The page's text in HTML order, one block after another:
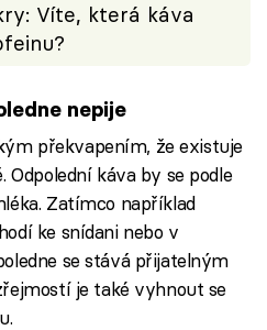
Víte, která káva
nepije
překvapením, že existuje
Odpolední káva by se podle
Zatímco například
ke snídani nebo v
se stává přijatelným
je také vyhnout se